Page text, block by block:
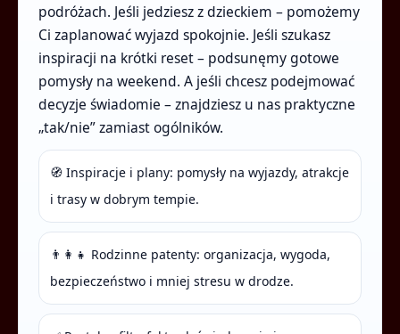
podróżach. Jeśli jedziesz z dzieckiem – pomożemy
Ci zaplanować wyjazd spokojnie. Jeśli szukasz
inspiracji na krótki reset – podsunęmy gotowe
pomysły na weekend. A jeśli chcesz podejmować
decyzje świadomie – znajdziesz u nas praktyczne
„tak/nie” zamiast ogólników.
🧭 Inspiracje i plany: pomysły na wyjazdy, atrakcje
i trasy w dobrym tempie.
👨‍👩‍👧 Rodzinne patenty: organizacja, wygoda,
bezpieczeństwo i mniej stresu w drodze.